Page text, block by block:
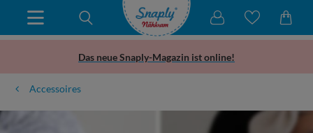
Das neue Snaply-Magazin ist online!
Accessoires